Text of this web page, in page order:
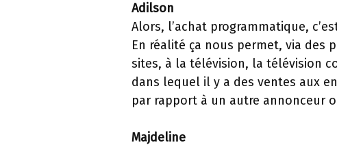
Adilson
Alors, l’achat programmatique,
En réalité ça nous permet, via des
sites, à la télévision, la télévision
dans lequel il y a des ventes aux
par rapport à un autre annonceur
Majdeline